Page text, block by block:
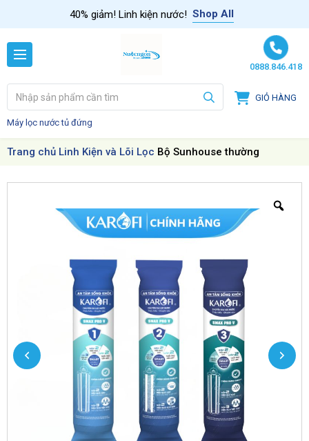
40% giảm! Linh kiện nước! Shop All
0888.846.418
GIỎ HÀNG
Máy lọc nước tủ đứng
Trang chủ Linh Kiện và Lõi Lọc Bộ Sunhouse thường